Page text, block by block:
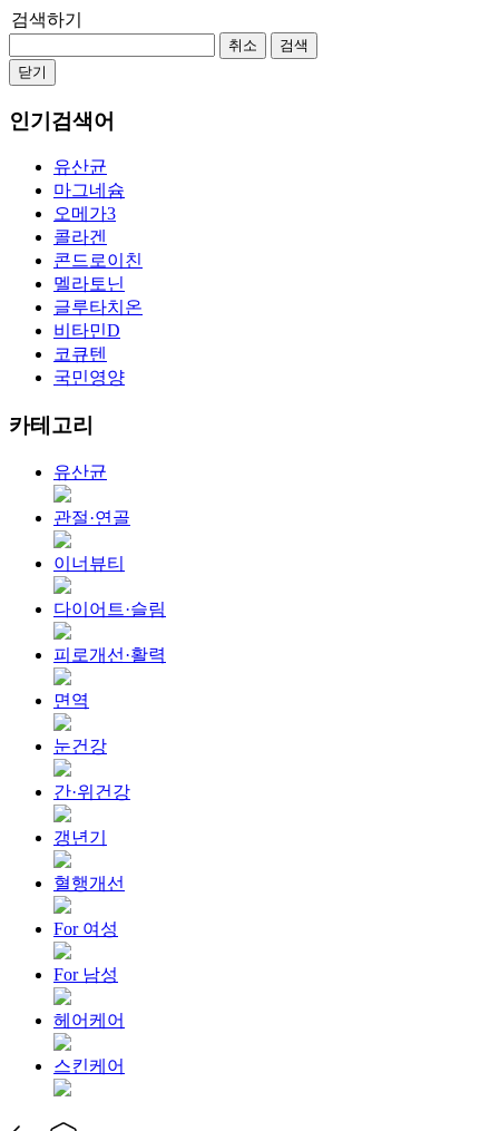
검색하기
취소
검색
닫기
인기검색어
유산균
마그네슘
오메가3
콜라겐
콘드로이친
멜라토닌
글루타치온
비타민D
코큐텐
국민영양
카테고리
유산균
관절·연골
이너뷰티
다이어트·슬림
피로개선·활력
면역
눈건강
간·위건강
갱년기
혈행개선
For 여성
For 남성
헤어케어
스킨케어